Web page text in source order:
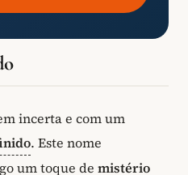
incerta e com um
. Este nome
um toque de mistério